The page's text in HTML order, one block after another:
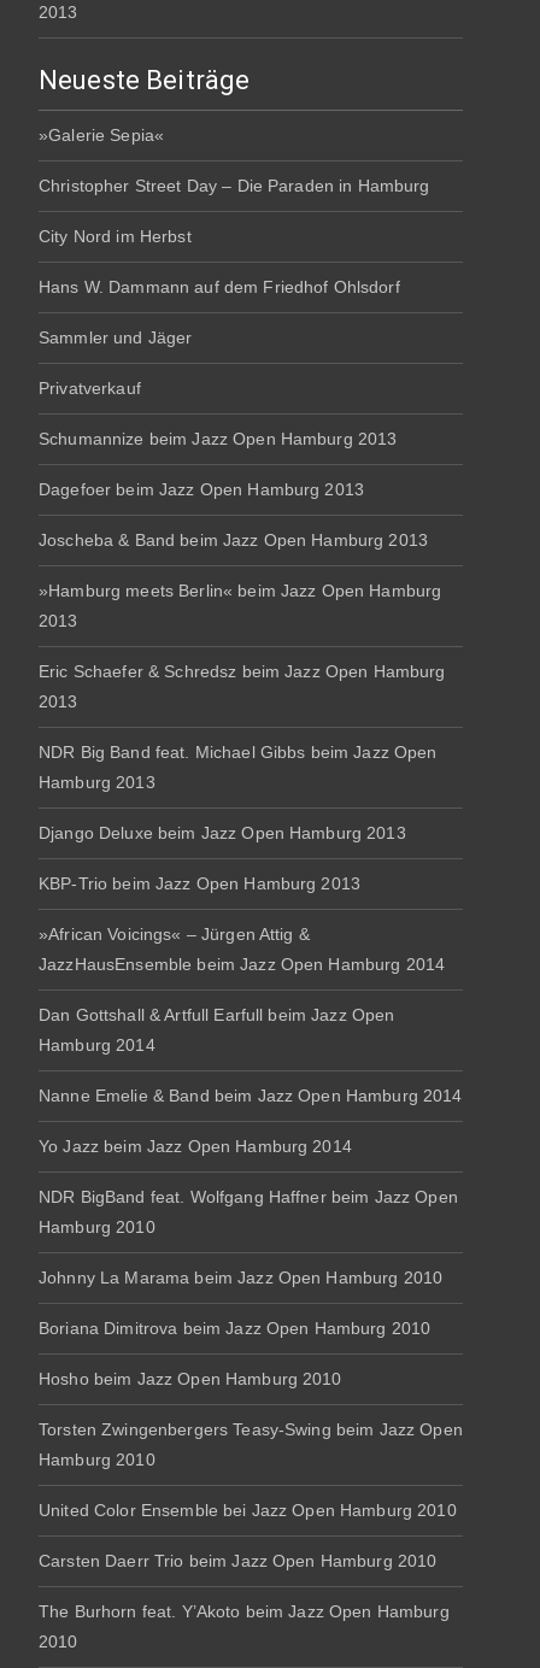
2013
Neueste Beiträge
»Galerie Sepia«
Christopher Street Day – Die Paraden in Hamburg
City Nord im Herbst
Hans W. Dammann auf dem Friedhof Ohlsdorf
Sammler und Jäger
Privatverkauf
Schumannize beim Jazz Open Hamburg 2013
Dagefoer beim Jazz Open Hamburg 2013
Joscheba & Band beim Jazz Open Hamburg 2013
»Hamburg meets Berlin« beim Jazz Open Hamburg
2013
Eric Schaefer & Schredsz beim Jazz Open Hamburg
2013
NDR Big Band feat. Michael Gibbs beim Jazz Open
Hamburg 2013
Django Deluxe beim Jazz Open Hamburg 2013
KBP-Trio beim Jazz Open Hamburg 2013
»African Voicings« – Jürgen Attig &
JazzHausEnsemble beim Jazz Open Hamburg 2014
Dan Gottshall & Artfull Earfull beim Jazz Open
Hamburg 2014
Nanne Emelie & Band beim Jazz Open Hamburg 2014
Yo Jazz beim Jazz Open Hamburg 2014
NDR BigBand feat. Wolfgang Haffner beim Jazz Open
Hamburg 2010
Johnny La Marama beim Jazz Open Hamburg 2010
Boriana Dimitrova beim Jazz Open Hamburg 2010
Hosho beim Jazz Open Hamburg 2010
Torsten Zwingenbergers Teasy-Swing beim Jazz Open
Hamburg 2010
United Color Ensemble bei Jazz Open Hamburg 2010
Carsten Daerr Trio beim Jazz Open Hamburg 2010
The Burhorn feat. Y’Akoto beim Jazz Open Hamburg
2010